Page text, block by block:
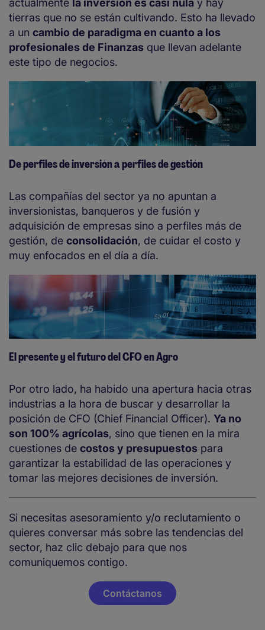
actualmente la inversión es casi nula y hay
tierras que no se están cultivando. Esto ha llevado
a un cambio de paradigma en cuanto a los
profesionales de Finanzas que llevan adelante
este tipo de negocios.
De perfiles de inversión a perfiles de gestión
Las compañías del sector ya no apuntan a
inversionistas, banqueros y de fusión y
adquisición de empresas sino a perfiles más de
gestión, de consolidación, de cuidar el costo y
muy enfocados en el día a día.
El presente y el futuro del CFO en Agro
Por otro lado, ha habido una apertura hacia otras
industrias a la hora de buscar y desarrollar la
posición de CFO (Chief Financial Officer). Ya no
son 100% agrícolas, sino que tienen en la mira
cuestiones de costos y presupuestos para
garantizar la estabilidad de las operaciones y
tomar las mejores decisiones de inversión.
Si necesitas asesoramiento y/o reclutamiento o
quieres conversar más sobre las tendencias del
sector, haz clic debajo para que nos
comuniquemos contigo.
Contáctanos